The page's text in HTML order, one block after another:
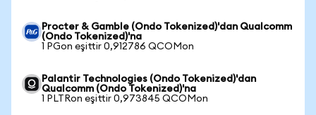
Procter & Gamble (Ondo Tokenized)'dan Qualcomm
(Ondo Tokenized)'na
1 PGon eşittir 0,912786 QCOMon
Palantir Technologies (Ondo Tokenized)'dan
Qualcomm (Ondo Tokenized)'na
1 PLTRon eşittir 0,973845 QCOMon